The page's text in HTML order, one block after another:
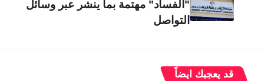
"الفساد" مهتمة بما ينشر عبر وسائل
التواصل
قد يعجبك ايضاً